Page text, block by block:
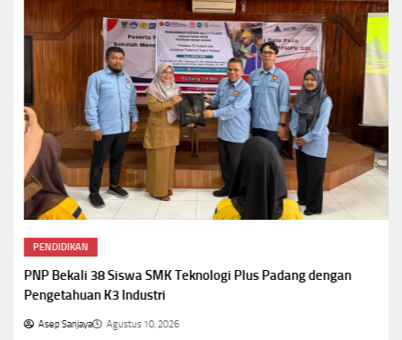
PENDIDIKAN
PNP Bekali 38 Siswa SMK Teknologi Plus Padang dengan
Pengetahuan K3 Industri
Asep Sanjaya Agustus 10, 2026